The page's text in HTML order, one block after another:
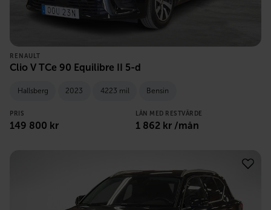
RENAULT
Clio V TCe 90 Equilibre II 5-d
Hallsberg 2023 4223 mil Bensin
PRIS
149 800 kr
LÅN MED RESTVÄRDE
1 862 kr /mån